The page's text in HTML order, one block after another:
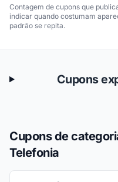
Contagem de cupons que
indicar quando costumam
padrão se repita.
Cupons
Cupons de
Telefonia